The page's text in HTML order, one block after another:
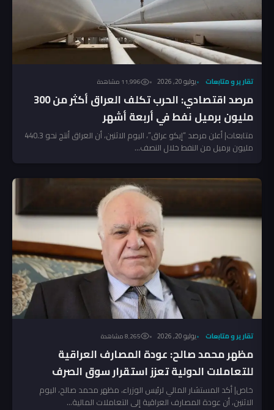
تقارير و متابعات يوليو 20, 2026 11٬996 مشاهدة
مرصد اقتصادي: الحرب تكلف العراق أكثر من 300
مليون برميل نفط في أربعة أشهر
متابعات| أعلن مرصد “إيكو عراق”، اليوم الاثنين، أن العراق أنتج نحو 440.3
مليون برميل من النفط خلال النصف...
تقارير و متابعات يوليو 20, 2026 8٬265 مشاهدة
مظهر محمد صالح: عودة المصارف العراقية
للتعاملات الدولية تعزز استقرار سوق الصرف
خاص| أكد المستشار المالي لرئيس الوزراء، مظهر محمد صالح، اليوم
الاثنين، أن عودة المصارف العراقية إلى التعاملات المالية...